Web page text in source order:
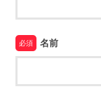
必須 名前